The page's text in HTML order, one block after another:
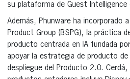
su plataforma de Guest Intelligence
Además, Phunware ha incorporado
Product Group (BSPG), la práctica
producto centrada en IA fundada
apoyar la estrategia de producto de
despliegue del Producto 2.0. Cerdá,